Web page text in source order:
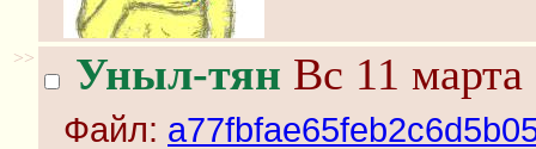
>> Уныл-тян Вс 11
Файл: